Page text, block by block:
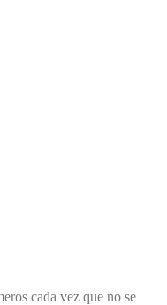
cada vez que no se